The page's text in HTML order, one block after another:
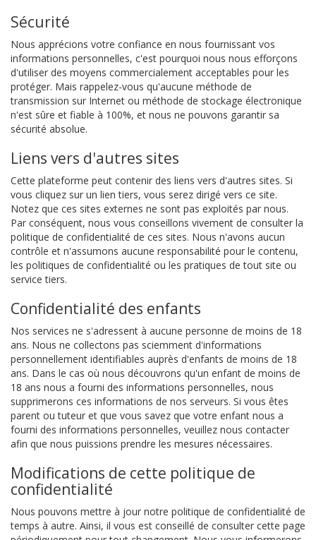
Sécurité
Nous apprécions votre confiance en nous fournissant vos
informations personnelles, c'est pourquoi nous nous efforçons
d'utiliser des moyens commercialement acceptables pour les
protéger. Mais rappelez-vous qu'aucune méthode de
transmission sur Internet ou méthode de stockage électronique
n'est sûre et fiable à 100%, et nous ne pouvons garantir sa
sécurité absolue.
Liens vers d'autres sites
Cette plateforme peut contenir des liens vers d'autres sites. Si
vous cliquez sur un lien tiers, vous serez dirigé vers ce site.
Notez que ces sites externes ne sont pas exploités par nous.
Par conséquent, nous vous conseillons vivement de consulter la
politique de confidentialité de ces sites. Nous n'avons aucun
contrôle et n'assumons aucune responsabilité pour le contenu,
les politiques de confidentialité ou les pratiques de tout site ou
service tiers.
Confidentialité des enfants
Nos services ne s'adressent à aucune personne de moins de 18
ans. Nous ne collectons pas sciemment d'informations
personnellement identifiables auprès d'enfants de moins de 18
ans. Dans le cas où nous découvrons qu'un enfant de moins de
18 ans nous a fourni des informations personnelles, nous
supprimerons ces informations de nos serveurs. Si vous êtes
parent ou tuteur et que vous savez que votre enfant nous a
fourni des informations personnelles, veuillez nous contacter
afin que nous puissions prendre les mesures nécessaires.
Modifications de cette politique de
confidentialité
Nous pouvons mettre à jour notre politique de confidentialité de
temps à autre. Ainsi, il vous est conseillé de consulter cette page